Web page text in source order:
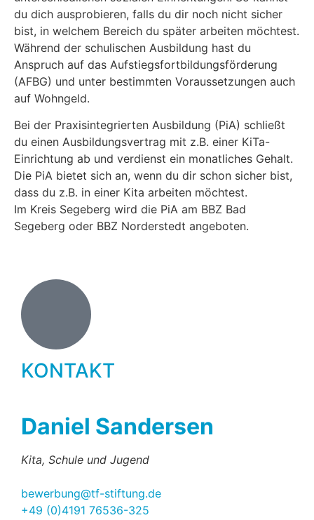
du dich ausprobieren, falls du dir noch nicht sicher
bist, in welchem Bereich du später arbeiten möchtest.
Während der schulischen Ausbildung hast du
Anspruch auf das Aufstiegsfortbildungsförderung
(AFBG) und unter bestimmten Voraussetzungen auch
auf Wohngeld.
Bei der Praxisintegrierten Ausbildung (PiA) schließt
du einen Ausbildungsvertrag mit z.B. einer KiTa-
Einrichtung ab und verdienst ein monatliches Gehalt.
Die PiA bietet sich an, wenn du dir schon sicher bist,
dass du z.B. in einer Kita arbeiten möchtest.
Im Kreis Segeberg wird die PiA am BBZ Bad
Segeberg oder BBZ Norderstedt angeboten.
KONTAKT
Daniel Sandersen
Kita, Schule und Jugend
bewerbung@tf-stiftung.de
+49 (0)4191 76536-325